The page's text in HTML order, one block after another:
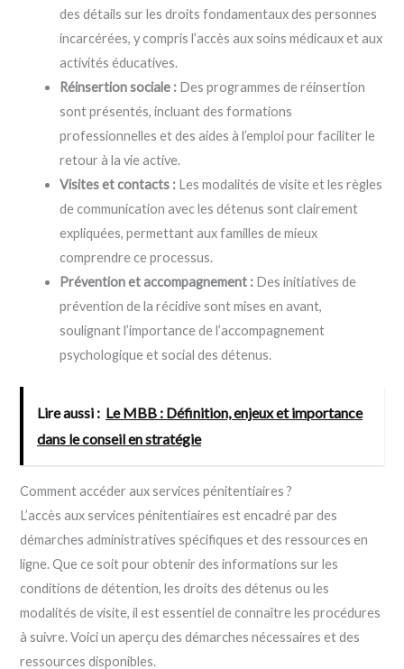
des détails sur les droits fondamentaux des personnes
incarcérées, y compris l’accès aux soins médicaux et aux
activités éducatives.
Réinsertion sociale : Des programmes de réinsertion
sont présentés, incluant des formations
professionnelles et des aides à l’emploi pour faciliter le
retour à la vie active.
Visites et contacts : Les modalités de visite et les règles
de communication avec les détenus sont clairement
expliquées, permettant aux familles de mieux
comprendre ce processus.
Prévention et accompagnement : Des initiatives de
prévention de la récidive sont mises en avant,
soulignant l’importance de l’accompagnement
psychologique et social des détenus.
Lire aussi : Le MBB : Définition, enjeux et importance
dans le conseil en stratégie
Comment accéder aux services pénitentiaires ?
L’accès aux services pénitentiaires est encadré par des
démarches administratives spécifiques et des ressources en
ligne. Que ce soit pour obtenir des informations sur les
conditions de détention, les droits des détenus ou les
modalités de visite, il est essentiel de connaître les procédures
à suivre. Voici un aperçu des démarches nécessaires et des
ressources disponibles.